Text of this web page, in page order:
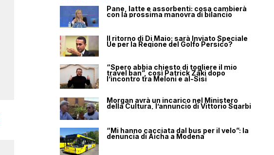
Pane, latte e assorbenti: cosa cambierà
con la prossima manovra di bilancio
Il ritorno di Di Maio: sarà Inviato Speciale
Ue per la Regione del Golfo Persico?
“Spero abbia chiesto di togliere il mio
travel ban”, così Patrick Zaki dopo
l’incontro tra Meloni e al-Sisi
Morgan avrà un incarico nel Ministero
della Cultura, l’annuncio di Vittorio Sgarbi
“Mi hanno cacciata dal bus per il velo”: la
denuncia di Aicha a Modena